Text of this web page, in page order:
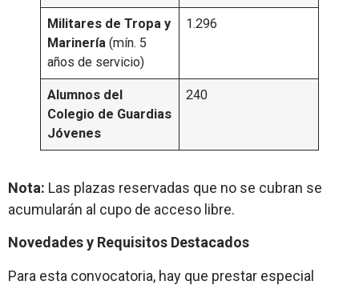
Militares de Tropa y
Marinería (mín. 5
años de servicio)
1.296
Alumnos del
Colegio de Guardias
Jóvenes
240
Nota: Las plazas reservadas que no se cubran se
acumularán al cupo de acceso libre.
Novedades y Requisitos Destacados
Para esta convocatoria, hay que prestar especial